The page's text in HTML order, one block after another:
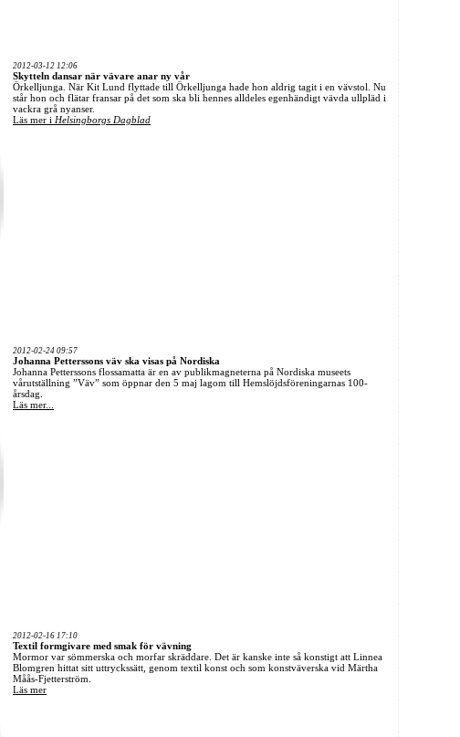
2012-03-12 12:06
Skytteln dansar när vävare anar ny vår
Örkelljunga. När Kit Lund flyttade till Örkelljunga hade hon aldrig tagit i en vävstol. Nu
står hon och flätar fransar på det som ska bli hennes alldeles egenhändigt vävda ullpläd i
vackra grå nyanser.
Läs mer i Helsingborgs Dagblad
2012-02-24 09:57
Johanna Petterssons väv ska visas på Nordiska
Johanna Petterssons flossa­matta är en av publikmagneterna på Nordiska museets
vårutställning ”Väv” som öppnar den 5 maj lagom till Hemslöjdsföreningarnas 100-
årsdag.
Läs mer...
2012-02-16 17:10
Textil formgivare med smak för vävning
Mormor var sömmerska och morfar skräddare. Det är kanske inte så konstigt att Linnea
Blomgren hittat sitt uttryckssätt, genom textil konst och som konstväverska vid Märtha
Måås-Fjetterström.
Läs mer